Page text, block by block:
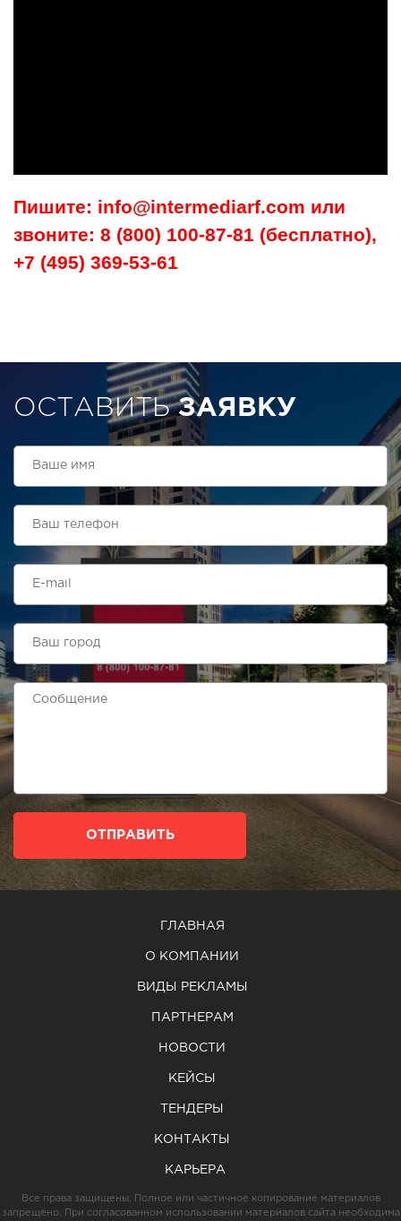
Пишите: info@intermediarf.com или
звоните: 8 (800) 100-87-81 (бесплатно),
+7 (495) 369-53-61
ОСТАВИТЬЗАЯВКУ
ОТПРАВИТЬ
ГЛАВНАЯ
О КОМПАНИИ
ВИДЫ РЕКЛАМЫ
ПАРТНЕРАМ
НОВОСТИ
КЕЙСЫ
ТЕНДЕРЫ
КОНТАКТЫ
КАРЬЕРА
Все права защищены. Полное или частичное копирование материалов
запрещено. При согласованном использовании материалов сайта необходима